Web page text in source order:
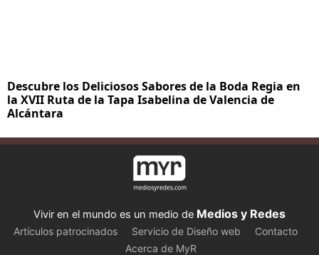
Descubre los Deliciosos Sabores de la Boda Regia en
la XVII Ruta de la Tapa Isabelina de Valencia de
Alcántara
Vivir en el mundo es un medio de Medios y Redes
Artículos patrocinados Servicio de Diseño web
Contacto
Acerca de MyR